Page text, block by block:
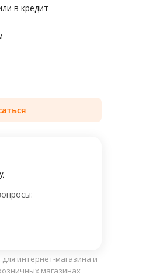
в кредит
интернет-магазина и
магазинах